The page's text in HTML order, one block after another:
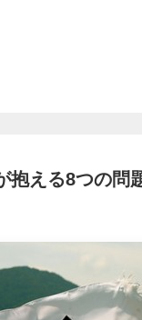
抱える8つの問